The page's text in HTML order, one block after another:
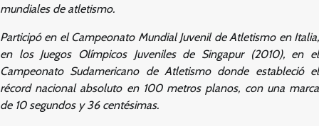
mundiales de atletismo.
Participó en el Campeonato Mundial Juvenil de Atletismo en Italia,
en los Juegos Olímpicos Juveniles de Singapur (2010), en el
Campeonato Sudamericano de Atletismo donde estableció el
récord nacional absoluto en 100 metros planos, con una marca
de 10 segundos y 36 centésimas.